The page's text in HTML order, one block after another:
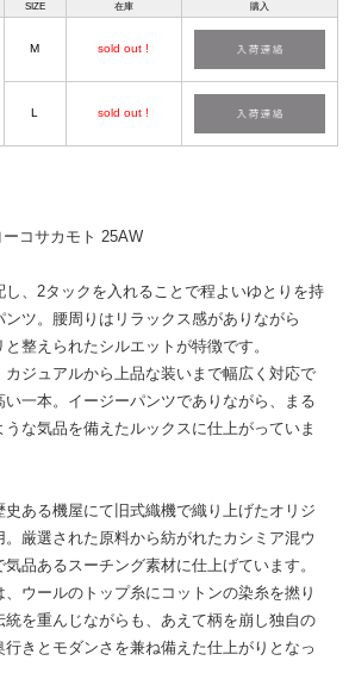
SIZE 在庫 購入
M sold out !
L sold out !
コサカモト 25AW
、2タックを入れることで程よいゆとりを持
ツ。腰周りはリラックス感がありながら
整えられたシルエットが特徴です。
カジュアルから上品な装いまで幅広く対応で
い一本。イージーパンツでありながら、まる
な気品を備えたルックスに仕上がっていま
ある機屋にて旧式織機で織り上げたオリジ
厳選された原料から紡がれたカシミア混ウ
品あるスーチング素材に仕上げています。
ウールのトップ糸にコットンの染糸を撚り
を重んじながらも、あえて柄を崩し独自の
きとモダンさを兼ね備えた仕上がりとなっ